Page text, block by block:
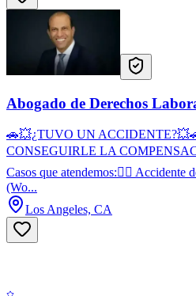
Abogado de Derechos
🚗💥¿TUVO UN
CONSEGUIRLE LA
Casos que atendemos:👷‍♂️ Accidente
(Wo...
Los Angeles, CA